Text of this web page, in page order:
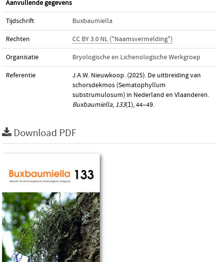
Aanvullende gegevens
Tijdschrift Buxbaumiella
Rechten CC BY 3.0 NL ("Naamsvermelding")
Organisatie Bryologische en Lichenologische Werkgroep
Referentie
J.A.W. Nieuwkoop. (2025). De uitbreiding van
schorsdekmos (Sematophyllum
substrumulosum) in Nederland en Vlaanderen.
Buxbaumiella, 133(1), 44–49.
Download PDF